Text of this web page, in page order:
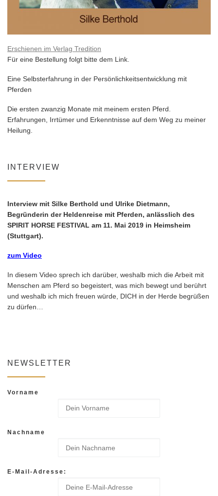
Erschienen im Verlag Tredition
Für eine Bestellung folgt bitte dem Link.
Eine Selbsterfahrung in der Persönlichkeitsentwicklung mit
Pferden
Die ersten zwanzig Monate mit meinem ersten Pferd.
Erfahrungen, Irrtümer und Erkenntnisse auf dem Weg zu meiner
Heilung.
INTERVIEW
Interview mit Silke Berthold und Ulrike Dietmann,
Begründerin der Heldenreise mit Pferden, anlässlich des
SPIRIT HORSE FESTIVAL am 11. Mai 2019 in Heimsheim
(Stuttgart).
zum Video
In diesem Video sprech ich darüber, weshalb mich die Arbeit mit
Menschen am Pferd so begeistert, was mich bewegt und berührt
und weshalb ich mich freuen würde, DICH in der Herde begrüßen
zu dürfen…
NEWSLETTER
Vorname
Nachname
E-Mail-Adresse: